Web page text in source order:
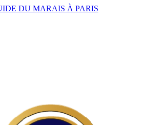
DU MARAIS À PARIS